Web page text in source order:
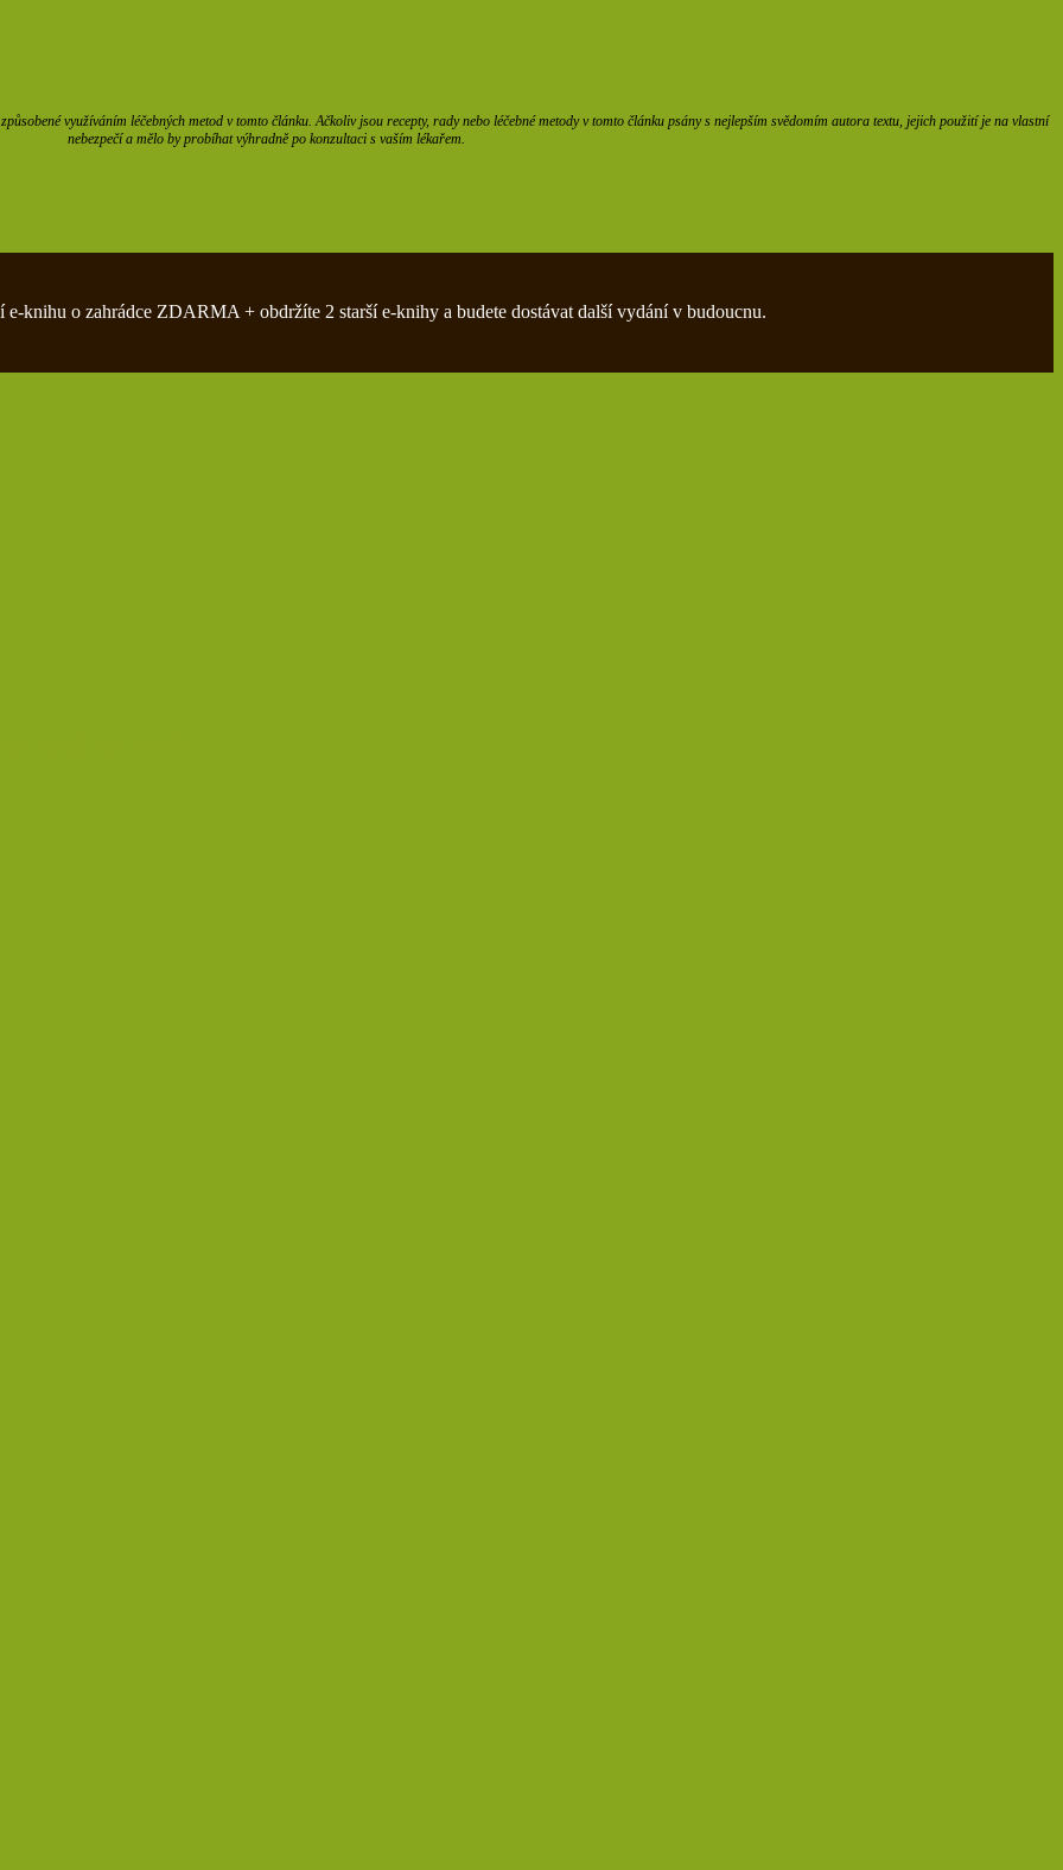
využíváním léčebných metod v tomto článku. Ačkoliv jsou recepty, rady nebo léčebné metody v tomto článku psány s nejlepším svědomím autora textu, jejich použití je na vlastní
nebezpečí a mělo by probíhat výhradně po konzultaci s vaším lékařem.
knihu o zahrádce ZDARMA + obdržíte 2 starší e-knihy a budete dostávat další vydání v budoucnu.